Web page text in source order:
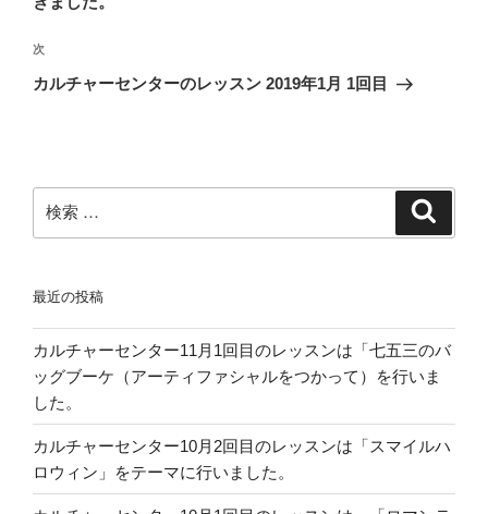
ゲ
ー
稿
次
の
次
カルチャーセンターのレッスン 2019年1月 1回目
索:
最近の投稿
カルチャーセンター11月1回目のレッスンは「七五三のバ
ッグブーケ（アーティファシャルをつかって）を行いま
した。
カルチャーセンター10月2回目のレッスンは「スマイルハ
ロウィン」をテーマに行いました。